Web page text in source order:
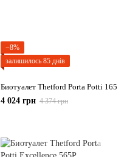
−8%
залишилось 85 днів
Биотуалет Thetford Porta Potti 165
4 024 грн 4 374 грн